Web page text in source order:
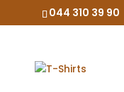
044 310 39 90